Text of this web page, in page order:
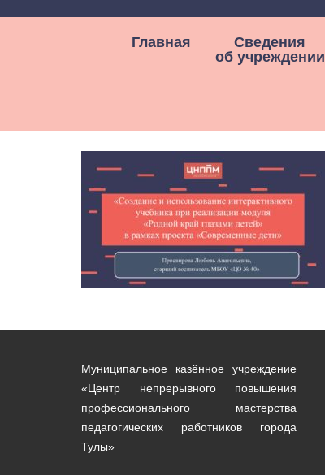
Главная
Сведения
об учреждении
Муниципальное казённое учреждение
«Центр непрерывного повышения
профессионального мастерства
педагогических работников города
Тулы»